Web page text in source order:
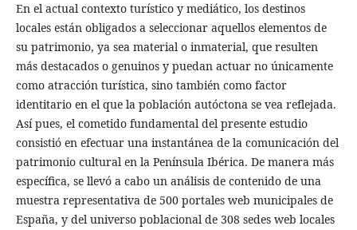
En el actual contexto turístico y mediático, los destinos
locales están obligados a seleccionar aquellos elementos de
su patrimonio, ya sea material o inmaterial, que resulten
más destacados o genuinos y puedan actuar no únicamente
como atracción turística, sino también como factor
identitario en el que la población autóctona se vea reflejada.
Así pues, el cometido fundamental del presente estudio
consistió en efectuar una instantánea de la comunicación del
patrimonio cultural en la Península Ibérica. De manera más
específica, se llevó a cabo un análisis de contenido de una
muestra representativa de 500 portales web municipales de
España, y del universo poblacional de 308 sedes web locales